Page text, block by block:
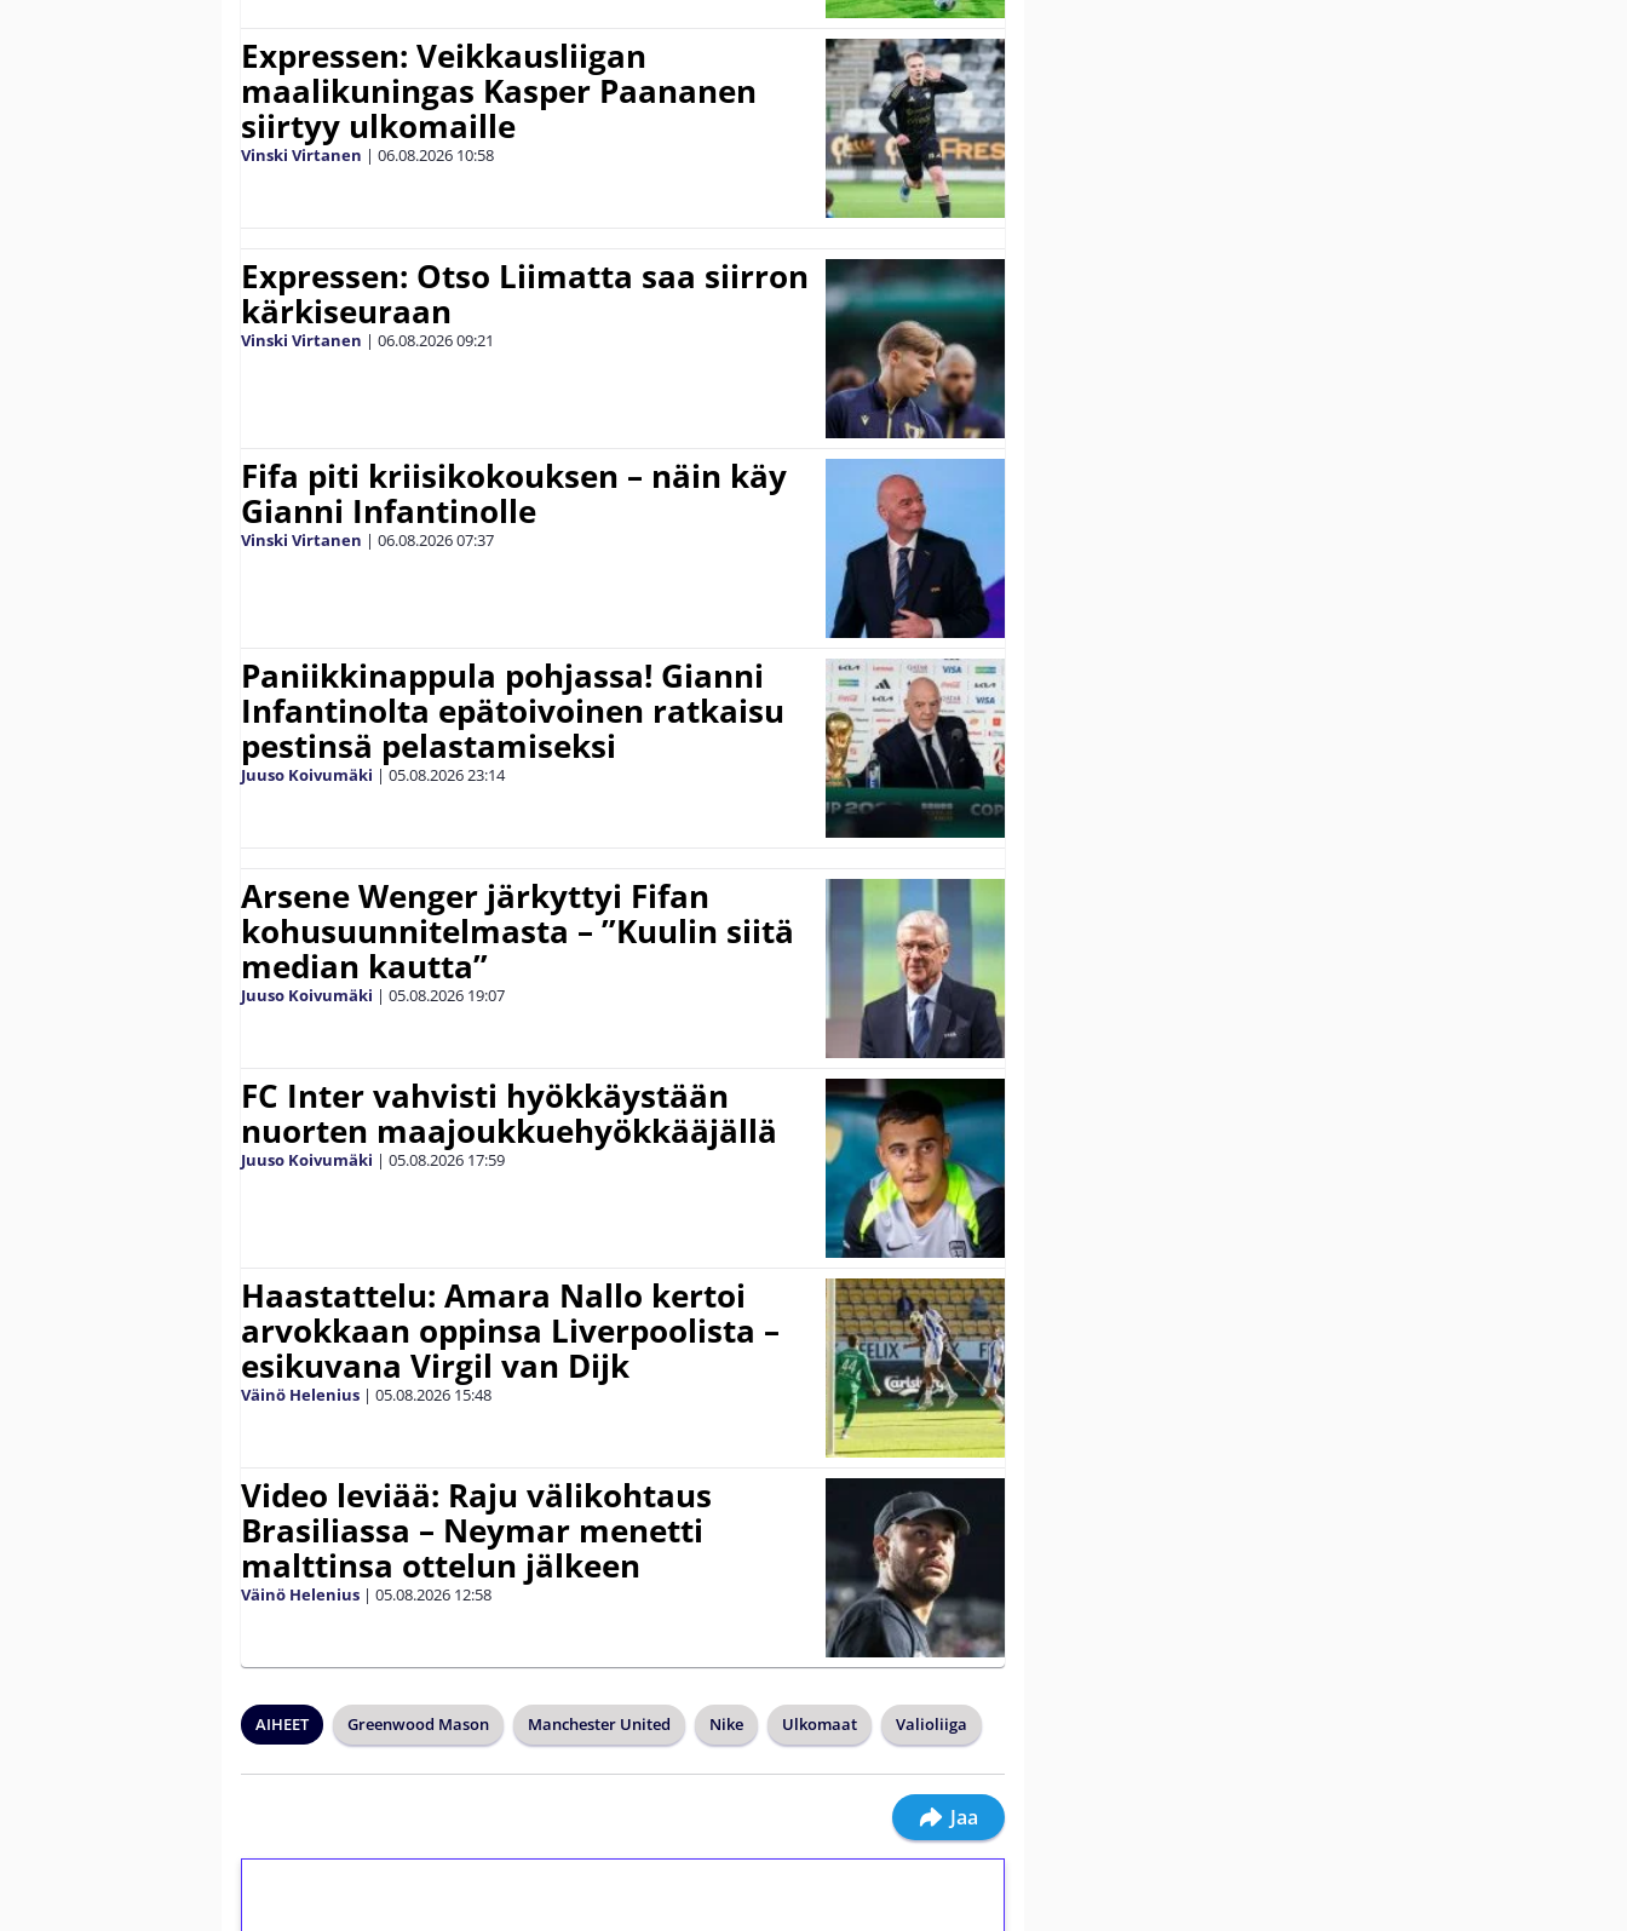
Expressen: Veikkausliigan
maalikuningas Kasper Paananen
siirtyy ulkomaille
Vinski Virtanen | 06.08.2026 10:58
Expressen: Otso Liimatta saa siirron
kärkiseuraan
Vinski Virtanen | 06.08.202609:21
Fifa piti kriisikokouksen – näin käy
Gianni Infantinolle
Vinski Virtanen | 06.08.202607:37
Paniikkinappula pohjassa! Gianni
Infantinolta epätoivoinen ratkaisu
pestinsä pelastamiseksi
Juuso Koivumäki | 05.08.202623:14
Arsene Wenger järkyttyi Fifan
kohusuunnitelmasta – ”Kuulin siitä
median kautta”
Juuso Koivumäki | 05.08.2026 19:07
FC Inter vahvisti hyökkäystään
nuorten maajoukkuehyökkääjällä
Juuso Koivumäki | 05.08.2026 17:59
Haastattelu: Amara Nallo kertoi
arvokkaan oppinsa Liverpoolista –
esikuvana Virgil van Dijk
Väinö Helenius | 05.08.2026 15:48
Video leviää: Raju välikohtaus
Brasiliassa – Neymar menetti
malttinsa ottelun jälkeen
Väinö Helenius | 05.08.2026 12:58
AIHEET Greenwood Mason Manchester United Nike Ulkomaat Valioliiga
Jaa